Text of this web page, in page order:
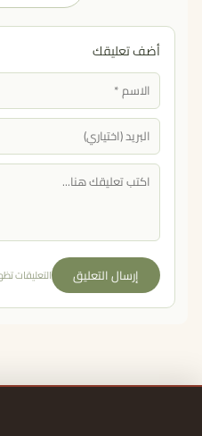
أضف تعليقك
إرسال التعليق التعليقات